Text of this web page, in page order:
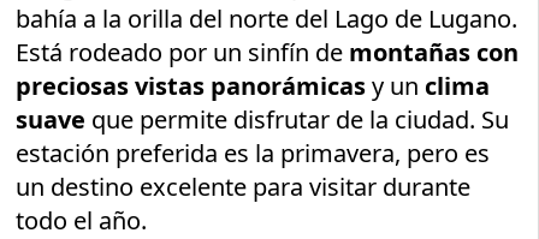
bahía a la orilla del norte del Lago de Lugano.
Está rodeado por un sinfín de montañas con
preciosas vistas panorámicasy un clima
suave que permite disfrutar de la ciudad. Su
estación preferida es la primavera, pero es
un destino excelente para visitar durante
todo el año.